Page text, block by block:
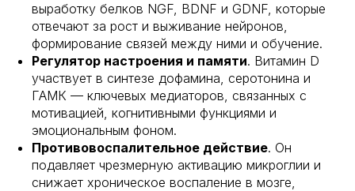
выработку белков NGF, BDNF и GDNF, которые
отвечают за рост и выживание нейронов,
формирование связей между ними и обучение.
Регулятор настроения и памяти. Витамин D
участвует в синтезе дофамина, серотонина и
ГАМК — ключевых медиаторов, связанных с
мотивацией, когнитивными функциями и
эмоциональным фоном.
Противовоспалительное действие. Он
подавляет чрезмерную активацию микроглии и
снижает хроническое воспаление в мозге,